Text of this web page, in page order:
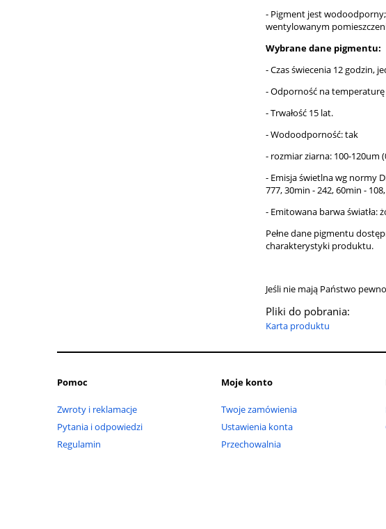
- Pigment jest
wentylowanym
Wybrane dane pigmentu:
- Czas świecenia 12 godzin,
- Odporność na temperaturę
- Trwałość 15 lat.
- Wodoodporność: tak
- rozmiar ziarna: 100-120um
- Emisja świetlna wg normy
777, 30min - 242, 60min -
- Emitowana barwa światła:
Pełne dane pigmentu
charakterystyki produktu.
Jeśli nie mają Państwo
Pliki do pobrania:
Karta produktu
Pomoc
Zwroty i reklamacje
Pytania i odpowiedzi
Regulamin
Moje konto
Twoje zamówienia
Ustawienia konta
Przechowalnia